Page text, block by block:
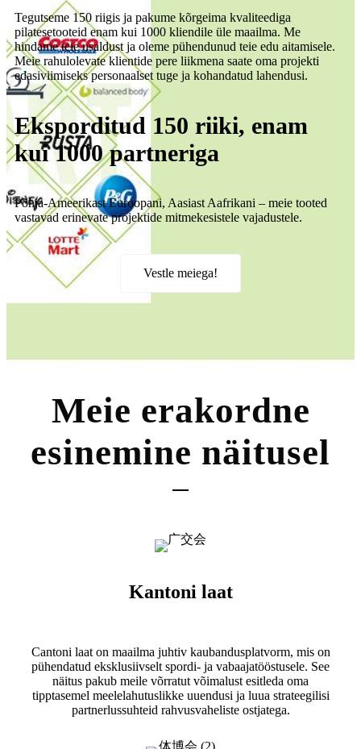
Tegutseme 150 riigis ja pakume kõrgeima kvaliteediga
pilatesetooteid enam kui 1000 kliendile üle maailma. Me
hindame teie usaldust ja oleme pühendunud teie edu aitamisele.
Meie rahulolevate klientide pere liikmena saate oma projekti
edasiviimiseks personaalset tuge ja kohandatud lahendusi.
Eksporditud 150 riiki, enam
kui 1000 partneriga
Põhja-Ameerikast Euroopani, Aasiast Aafrikani – meie tooted
vastavad erinevate projektide mitmekesistele vajadustele.
Vestle meiega!
Meie erakordne
esinemine näitusel
Kantoni laat
Cantoni laat on maailma juhtiv kaubandusplatvorm, mis on
pühendatud eksklusiivselt spordi- ja vabaajatööstusele. See
näitus pakub meile võrratut võimalust esitleda oma
tipptasemel meelelahutuslikke uuendusi ja luua strateegilisi
partnerlussuhteid rahvusvaheliste ostjatega.